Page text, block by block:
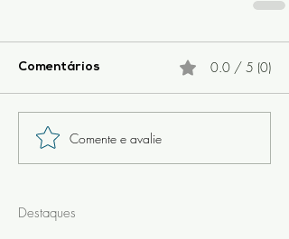
Comentários 0.0 / 5 (0)
Comente e avalie
Destaques